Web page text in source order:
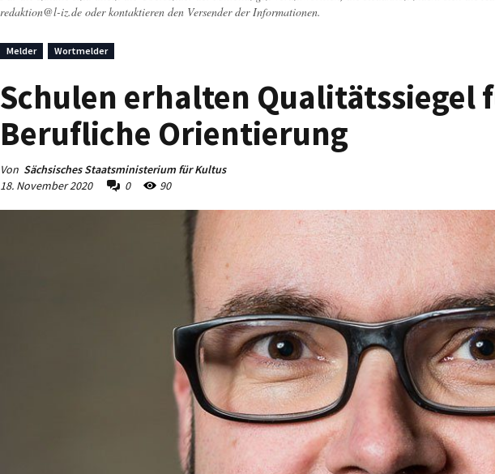
redaktion@l-iz.de oder kontaktieren den Versender der Informationen.
Melder Wortmelder
Schulen erhalten Qualitätssiegel
Berufliche Orientierung
Von Sächsisches Staatsministerium für Kultus
18. November 2020
0 90